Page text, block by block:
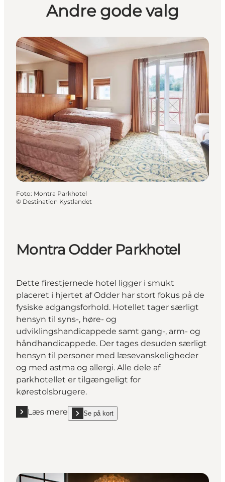
Andre gode valg
Foto: Montra Parkhotel
© Destination Kystlandet
Montra Odder Parkhotel
Dette firestjernede hotel ligger i smukt
placeret i hjertet af Odder har stort fokus på de
fysiske adgangsforhold. Hotellet tager særligt
hensyn til syns-, høre- og
udviklingshandicappede samt gang-, arm- og
håndhandicappede. Der tages desuden særligt
hensyn til personer med læsevanskeligheder
og med astma og allergi. Alle dele af
parkhotellet er tilgængeligt for
kørestolsbrugere.
Læs mere
Læs mere "Montra Odder Parkhotel"
Se på kort
show Montra Odder Parkhotel on_map